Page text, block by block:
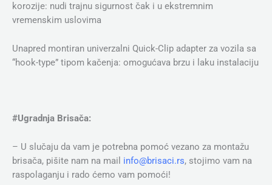
korozije: nudi trajnu sigurnost čak i u ekstremnim
vremenskim uslovima
Unapred montiran univerzalni Quick-Clip adapter za vozila sa
“hook-type” tipom kačenja: omogućava brzu i laku instalaciju
#Ugradnja Brisača:
– U slučaju da vam je potrebna pomoć vezano za montažu
brisača, pišite nam na mail info@brisaci.rs, stojimo vam na
raspolaganju i rado ćemo vam pomoći!